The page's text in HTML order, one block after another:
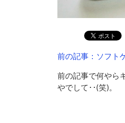
前の記事：ソフト
前の記事で何やら
やでして･･(笑)。